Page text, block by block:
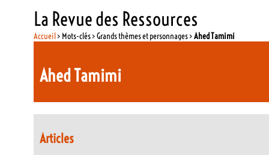
La Revue des Ressources
Accueil> Mots-clés > Grands thèmes et personnages >Ahed Tamimi
Ahed Tamimi
Articles